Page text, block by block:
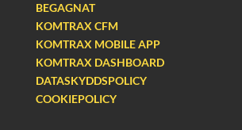
BEGAGNAT
KOMTRAX CFM
KOMTRAX MOBILE APP
KOMTRAX DASHBOARD
DATASKYDDSPOLICY
COOKIEPOLICY